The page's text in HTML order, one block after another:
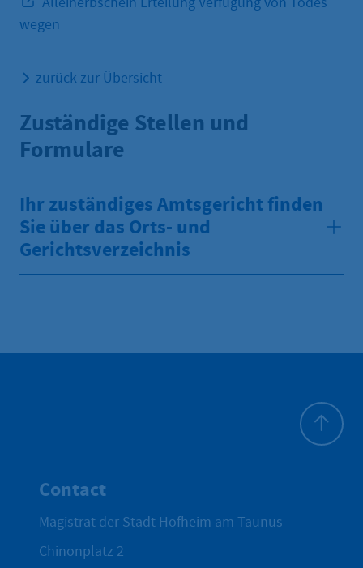
wegen
zurück zur Übersicht
Zuständige Stellen und
Formulare
Ihr zuständiges Amtsgericht finden
Sie über das Orts- und
Gerichtsverzeichnis
Contact
Magistrat der Stadt Hofheim am Taunus
Chinonplatz 2